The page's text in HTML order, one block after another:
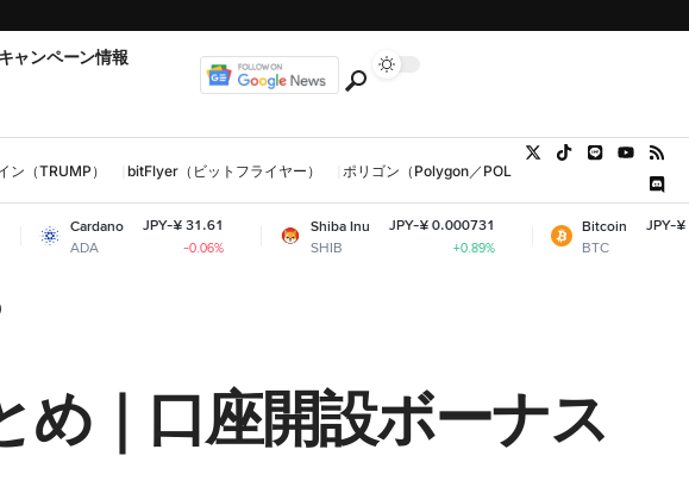
キャンペーン情報
ン（TRUMP） bitFlyer（ビットフライヤー） ポリゴン（Polygon／POL、MATIC）
JPY-¥ 31.61
-0.06%
Shiba Inu
SHIB
JPY-¥ 0.000731
+0.89%
Bitcoin
BTC
JPY-¥ 10,255,812.15
+0.36%
｜口座開設ボーナス